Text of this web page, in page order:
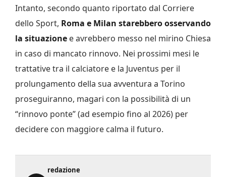
Intanto, secondo quanto riportato dal Corriere
dello Sport, Roma e Milan starebbero osservando
la situazione e avrebbero messo nel mirino Chiesa
in caso di mancato rinnovo. Nei prossimi mesi le
trattative tra il calciatore e la Juventus per il
prolungamento della sua avventura a Torino
proseguiranno, magari con la possibilità di un
“rinnovo ponte” (ad esempio fino al 2026) per
decidere con maggiore calma il futuro.
redazione